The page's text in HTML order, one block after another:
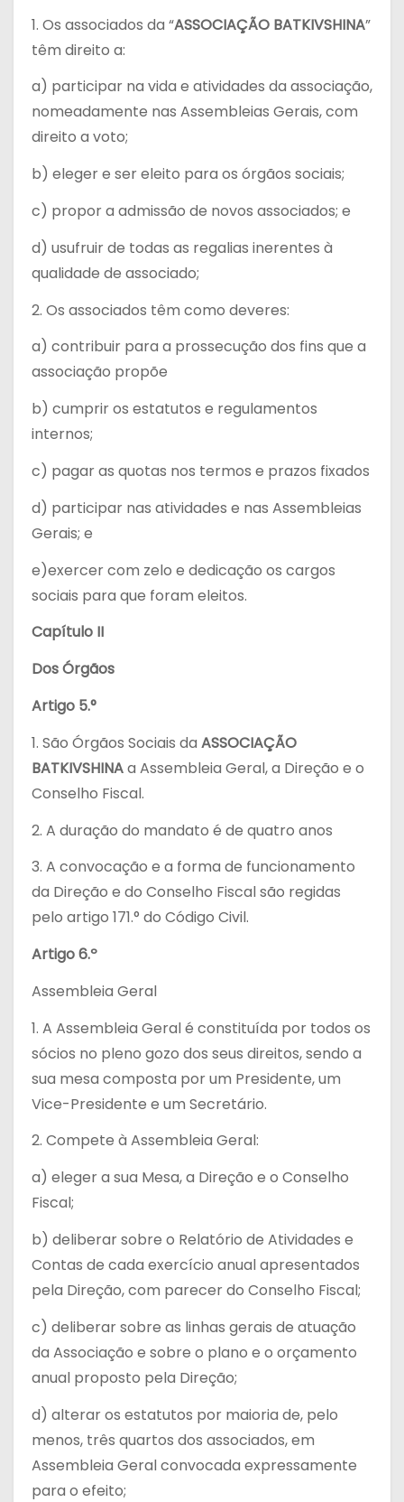
1. Os associados da “ASSOCIAÇÃO BATKIVSHINA”
têm direito a:
a) participar na vida e atividades da associação,
nomeadamente nas Assembleias Gerais, com
direito a voto;
b) eleger e ser eleito para os órgãos sociais;
c) propor a admissão de novos associados; e
d) usufruir de todas as regalias inerentes à
qualidade de associado;
2. Os associados têm como deveres:
a) contribuir para a prossecução dos fins que a
associação propõe
b) cumprir os estatutos e regulamentos
internos;
c) pagar as quotas nos termos e prazos fixados
d) participar nas atividades e nas Assembleias
Gerais; e
e)exercer com zelo e dedicação os cargos
sociais para que foram eleitos.
Capítulo II
Dos Órgãos
Artigo 5.°
1. São Órgãos Sociais da ASSOCIAÇÃO
BATKIVSHINAa Assembleia Geral, a Direção e o
Conselho Fiscal.
2. A duração do mandato é de quatro anos
3. A convocação e a forma de funcionamento
da Direção e do Conselho Fiscal são regidas
pelo artigo 171.° do Código Civil.
Artigo 6.º
Assembleia Geral
1. A Assembleia Geral é constituída por todos os
sócios no pleno gozo dos seus direitos, sendo a
sua mesa composta por um Presidente, um
Vice-Presidente e um Secretário.
2. Compete à Assembleia Geral:
a) eleger a sua Mesa, a Direção e o Conselho
Fiscal;
b) deliberar sobre o Relatório de Atividades e
Contas de cada exercício anual apresentados
pela Direção, com parecer do Conselho Fiscal;
c) deliberar sobre as linhas gerais de atuação
da Associação e sobre o plano e o orçamento
anual proposto pela Direção;
d) alterar os estatutos por maioria de, pelo
menos, três quartos dos associados, em
Assembleia Geral convocada expressamente
para o efeito;